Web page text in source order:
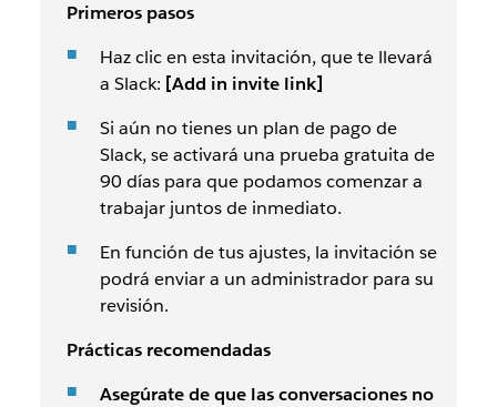
Primeros pasos
Haz clic en esta invitación, que te llevará
a Slack: [Add in invite link]
Si aún no tienes un plan de pago de
Slack, se activará una prueba gratuita de
90 días para que podamos comenzar a
trabajar juntos de inmediato.
En función de tus ajustes, la invitación se
podrá enviar a un administrador para su
revisión.
Prácticas recomendadas
Asegúrate de que las conversaciones no